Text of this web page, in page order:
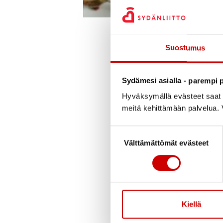
Suostumus
Sydämesi asialla - parempi
Hyväksymällä evästeet
meitä kehittämään
Välttämättömät evästeet
Kiellä
Julkaistu 28.9.2025
–
Toimitte
hyväksi. Kuljette
tapahtumia ja
muiden
kuten apteekkien